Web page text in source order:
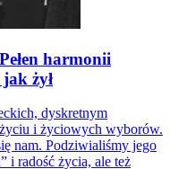
harmonii
żył
dyskretnym
i życiowych wyborów.
nam. Podziwialiśmy jego
i radość życia, ale też